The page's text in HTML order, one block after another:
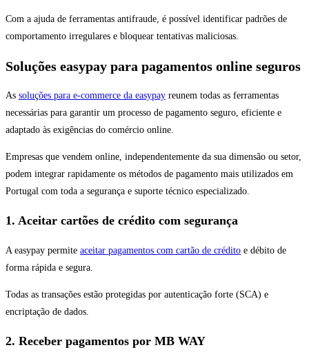
Com a ajuda de ferramentas antifraude, é possível identificar padrões de
comportamento irregulares e bloquear tentativas maliciosas.
Soluções easypay para pagamentos online seguros
As soluções para e-commerce da easypay reunem todas as ferramentas
necessárias para garantir um processo de pagamento seguro, eficiente e
adaptado às exigências do comércio online.
Empresas que vendem online, independentemente da sua dimensão ou setor,
podem integrar rapidamente os métodos de pagamento mais utilizados em
Portugal com toda a segurança e suporte técnico especializado.
1. Aceitar cartões de crédito com segurança
A easypay permite aceitar pagamentos com cartão de crédito e débito de
forma rápida e segura.
Todas as transações estão protegidas por autenticação forte (SCA) e
encriptação de dados.
2. Receber pagamentos por MB WAY